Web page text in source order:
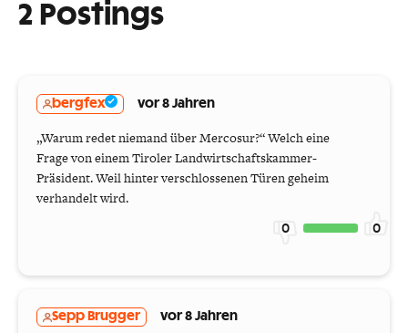
2 Postings
bergfex vor 8 Jahren
„Warum redet niemand über Mercosur?“ Welch eine
Frage von einem Tiroler Landwirtschaftskammer-
Präsident. Weil hinter verschlossenen Türen geheim
verhandelt wird.
0 0
Sepp Brugger vor 8 Jahren